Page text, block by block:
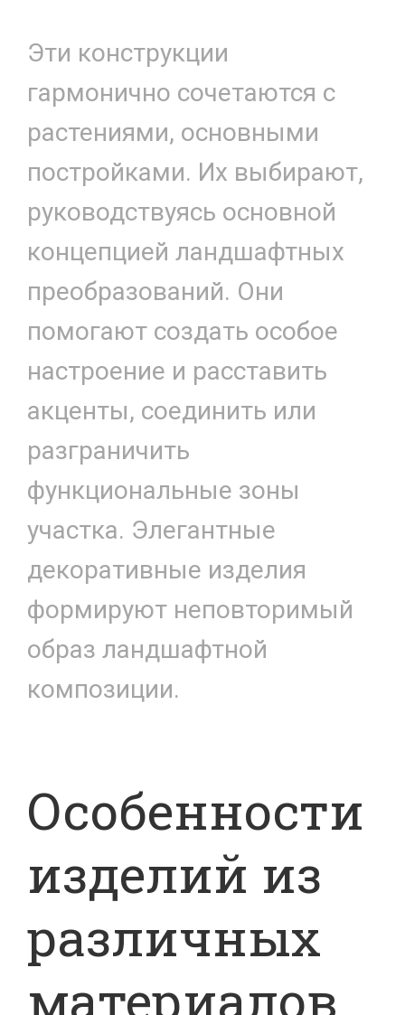
Эти конструкции
гармонично сочетаются с
растениями, основными
постройками. Их выбирают,
руководствуясь основной
концепцией ландшафтных
преобразований. Они
помогают создать особое
настроение и расставить
акценты, соединить или
разграничить
функциональные зоны
участка. Элегантные
декоративные изделия
формируют неповторимый
образ ландшафтной
композиции.
Особенности
изделий из
различных
материалов